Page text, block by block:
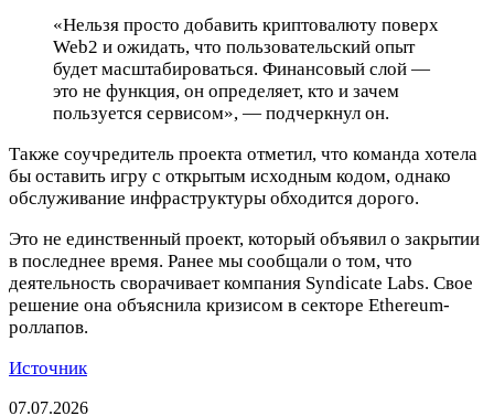
«Нельзя просто добавить криптовалюту поверх
Web2 и ожидать, что пользовательский опыт
будет масштабироваться. Финансовый слой —
это не функция, он определяет, кто и зачем
пользуется сервисом», — подчеркнул он.
Также соучредитель проекта отметил, что команда хотела
бы оставить игру с открытым исходным кодом, однако
обслуживание инфраструктуры обходится дорого.
Это не единственный проект, который объявил о закрытии
в последнее время. Ранее мы сообщали о том, что
деятельность сворачивает компания Syndicate Labs. Свое
решение она объяснила кризисом в секторе Ethereum-
роллапов.
Источник
07.07.2026